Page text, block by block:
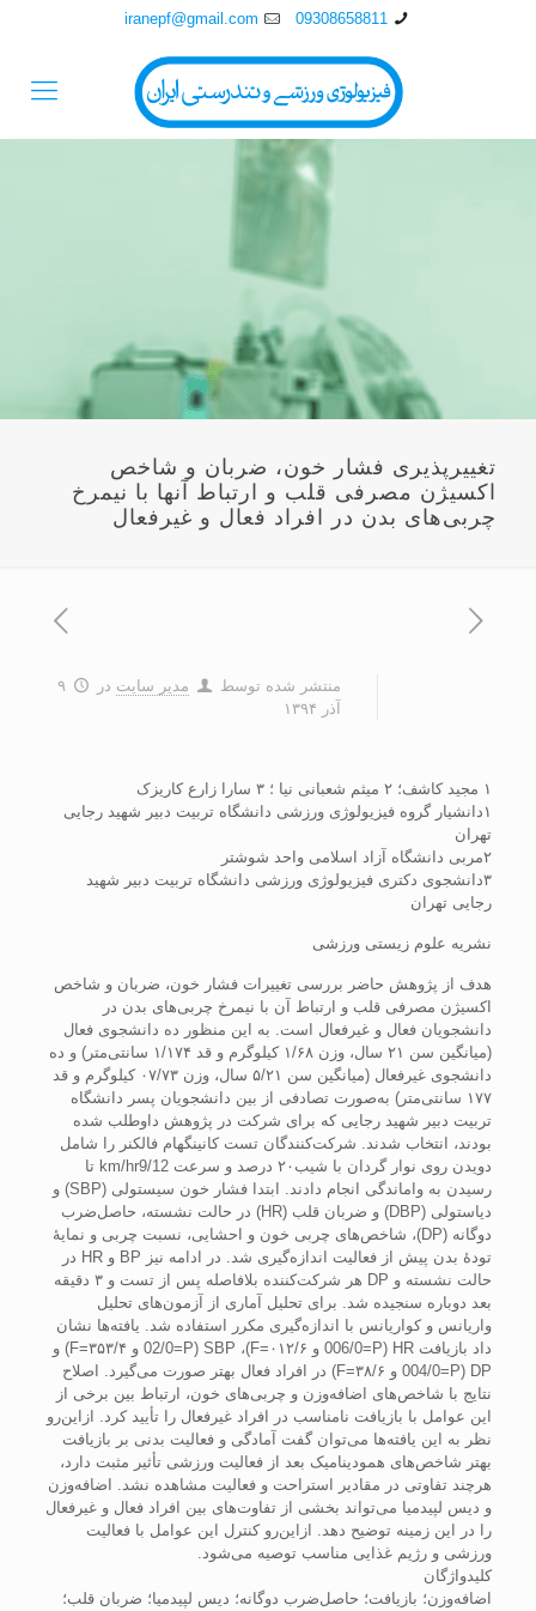
09308658811
iranepf@gmail.com
تغییرپذیری فشار خون، ضربان و شاخص
اکسیژن مصرفی قلب و ارتباط آنها با نیمرخ
چربی‌های بدن در افراد فعال و غیرفعال
منتشر شده توسط مدیر سایت در
۹
آذر ۱۳۹۴
۱ مجید کاشف؛ ۲ میثم شعبانی نیا ؛ ۳ سارا زارع کاریزک
۱دانشیار گروه فیزیولوژی ورزشی دانشگاه تربیت دبیر شهید رجایی
تهران
۲مربی دانشگاه آزاد اسلامی‌ واحد شوشتر
۳دانشجوی دکتری فیزیولوژی ورزشی دانشگاه تربیت دبیر شهید
رجایی تهران
نشریه علوم زیستی ورزشی
هدف از پژوهش حاضر بررسی تغییرات فشار خون، ضربان و شاخص
اکسیژن مصرفی قلب و ارتباط آن با نیمرخ چربی‌های بدن در
دانشجویان فعال و غیرفعال است. به این منظور ده دانشجوی فعال
(میانگین سن ۲۱ سال، وزن ۱/۶۸ کیلوگرم و قد ۱/۱۷۴ سانتی‌متر) و ده
دانشجوی غیرفعال (میانگین سن ۵/۲۱ سال، وزن ۰۷/۷۳ کیلوگرم و قد
۱۷۷ سانتی‌متر) به‌صورت تصادفی از بین دانشجویان پسر دانشگاه
تربیت دبیر شهید رجایی که برای شرکت در پژوهش داوطلب شده
بودند، انتخاب شدند. شرکت‌کنندگان تست کانینگهام فالکنر را شامل
دویدن روی نوار گردان با شیب۲۰ درصد و سرعت km/hr9/12 تا
رسیدن به واماندگی انجام ‌دادند. ابتدا فشار خون سیستولی (SBP) و
دیاستولی (DBP) و ضربان قلب (HR) در حالت نشسته، حاصل‌ضرب
دوگانه (DP)، شاخص‌های چربی خون و احشایی، نسبت چربی و نمایۀ
تودۀ بدن پیش از فعالیت اندازه‌گیری شد. در ادامه نیز BP و HR در
حالت نشسته و DP هر شرکت‌کننده بلافاصله پس از تست و ۳ دقیقه
بعد دوباره سنجیده شد. برای تحلیل آماری از آزمون‌های تحلیل
واریانس و کواریانس با اندازه‌گیری مکرر استفاده شد. یافته‌ها نشان
داد بازیافت HR (006/0=P و ۰۱۲/۶=F)، SBP (02/0=P و ۳۵۳/۴=F) و
DP (004/0=P و ۳۸/۶=F) در افراد فعال بهتر صورت می‌گیرد. اصلاح
نتایج با شاخص‌های اضافه‌وزن و چربی‌های خون، ارتباط بین برخی از
این عوامل با بازیافت نامناسب در افراد غیرفعال را تأیید کرد. ازاین‌رو
نظر به این یافته‌ها می‌توان گفت آمادگی و فعالیت بدنی بر بازیافت
بهتر شاخص‌های همودینامیک بعد از فعالیت ورزشی تأثیر مثبت دارد،
هرچند تفاوتی در مقادیر استراحت و فعالیت مشاهده نشد. اضافه‌وزن
و دیس لپیدمیا می‌تواند بخشی از تفاوت‌های بین افراد فعال و غیرفعال
را در این زمینه توضیح دهد. ازاین‌رو کنترل این عوامل با فعالیت
ورزشی و رژیم غذایی مناسب توصیه می‌شود.
کلیدواژگان
اضافه‌وزن؛ بازیافت؛ حاصل‌ضرب دوگانه؛ دیس لپیدمیا؛ ضربان قلب؛